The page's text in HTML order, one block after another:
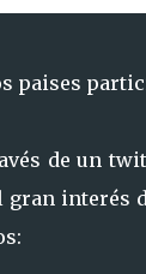
paises
de un
interés